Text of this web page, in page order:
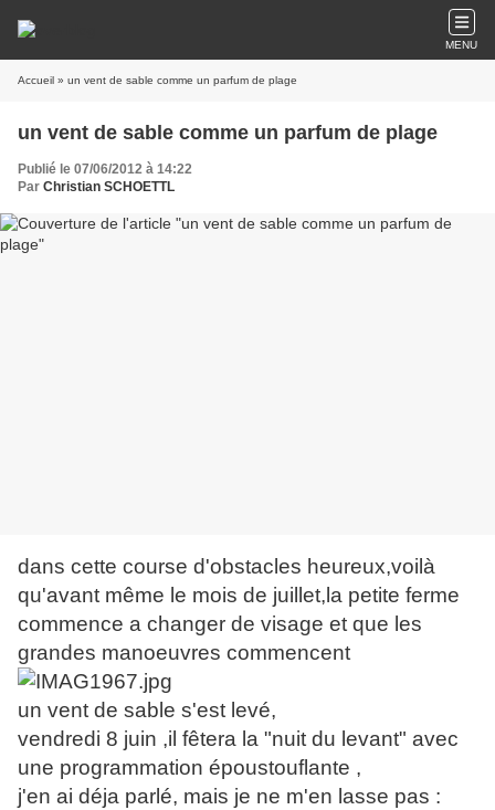
MENU
Accueil » un vent de sable comme un parfum de plage
un vent de sable comme un parfum de plage
Publié le 07/06/2012 à 14:22
Par Christian SCHOETTL
dans cette course d'obstacles heureux,voilà
qu'avant même le mois de juillet,la petite ferme
commence a changer de visage et que les
grandes manoeuvres commencent
un vent de sable s'est levé,
vendredi 8 juin ,il fêtera la "nuit du levant" avec
une programmation époustouflante ,
j'en ai déja parlé, mais je ne m'en lasse pas :